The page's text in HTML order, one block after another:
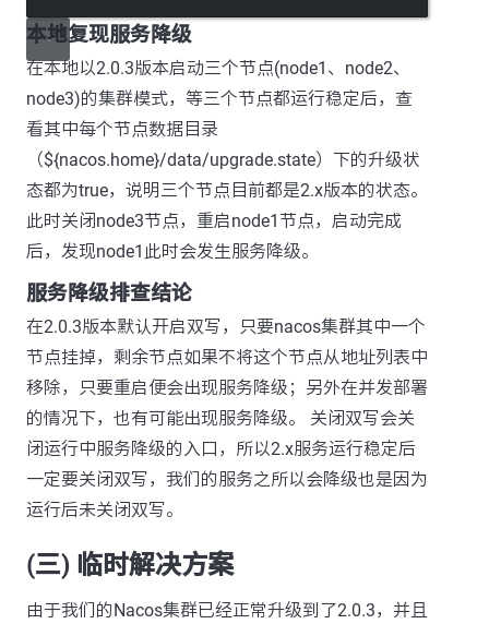
本地复现服务降级
在本地以2.0.3版本启动三个节点(node1、node2、
node3)的集群模式，等三个节点都运行稳定后，查
看其中每个节点数据目录
（${nacos.home}/data/upgrade.state）下的升级状
态都为true，说明三个节点目前都是2.x版本的状态。
此时关闭node3节点，重启node1节点，启动完成
后，发现node1此时会发生服务降级。
服务降级排查结论
在2.0.3版本默认开启双写，只要nacos集群其中一个
节点挂掉，剩余节点如果不将这个节点从地址列表中
移除，只要重启便会出现服务降级；另外在并发部署
的情况下，也有可能出现服务降级。 关闭双写会关
闭运行中服务降级的入口，所以2.x服务运行稳定后
一定要关闭双写，我们的服务之所以会降级也是因为
运行后未关闭双写。
(三) 临时解决方案
由于我们的Nacos集群已经正常升级到了2.0.3，并且